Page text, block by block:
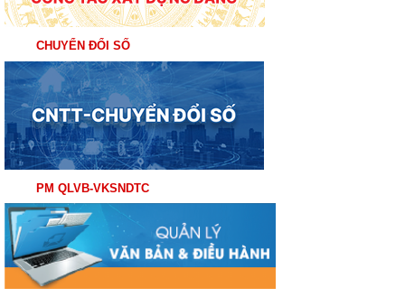
CHUYỂN ĐỔI SỐ
PM QLVB-VKSNDTC